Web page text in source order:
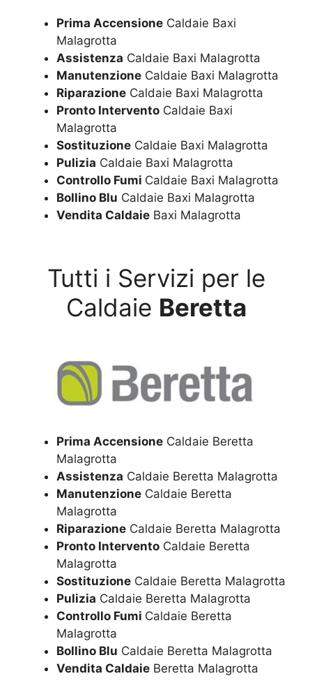
Prima Accensione Caldaie Baxi
Malagrotta
Assistenza Caldaie Baxi Malagrotta
Manutenzione Caldaie Baxi Malagrotta
Riparazione Caldaie Baxi Malagrotta
Pronto Intervento Caldaie Baxi
Malagrotta
Sostituzione Caldaie Baxi Malagrotta
Pulizia Caldaie Baxi Malagrotta
Controllo Fumi Caldaie Baxi Malagrotta
Bollino Blu Caldaie Baxi Malagrotta
Vendita Caldaie Baxi Malagrotta
Tutti i Servizi per le
Caldaie Beretta
Prima Accensione Caldaie Beretta
Malagrotta
Assistenza Caldaie Beretta Malagrotta
Manutenzione Caldaie Beretta
Malagrotta
Riparazione Caldaie Beretta Malagrotta
Pronto Intervento Caldaie Beretta
Malagrotta
Sostituzione Caldaie Beretta Malagrotta
Pulizia Caldaie Beretta Malagrotta
Controllo Fumi Caldaie Beretta
Malagrotta
Bollino Blu Caldaie Beretta Malagrotta
Vendita Caldaie Beretta Malagrotta